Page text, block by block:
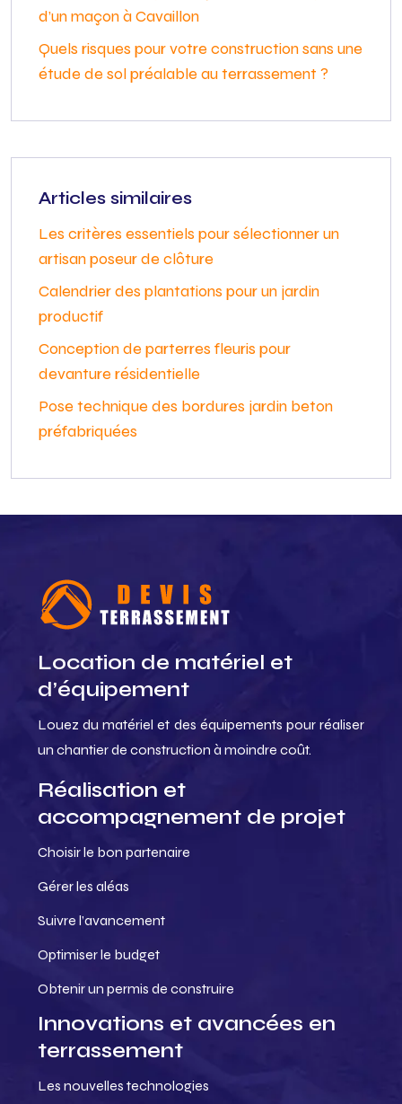
d’un maçon à Cavaillon
Quels risques pour votre construction sans une
étude de sol préalable au terrassement ?
Articles similaires
Les critères essentiels pour sélectionner un
artisan poseur de clôture
Calendrier des plantations pour un jardin
productif
Conception de parterres fleuris pour
devanture résidentielle
Pose technique des bordures jardin beton
préfabriquées
Location de matériel et
d’équipement
Louez du matériel et des équipements pour réaliser
un chantier de construction à moindre coût.
Réalisation et
accompagnement de projet
Choisir le bon partenaire
Gérer les aléas
Suivre l’avancement
Optimiser le budget
Obtenir un permis de construire
Innovations et avancées en
terrassement
Les nouvelles technologies